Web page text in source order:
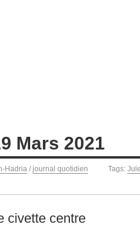
Mars 2021
Hadria / journal quotidien Tags:
civette centre